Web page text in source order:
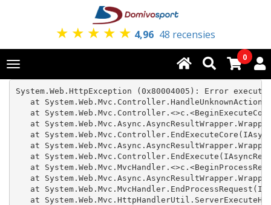
★ ★ ★ ★ ★ 4,96 48 recensies
Toggle
navigation
0
System.Web.HttpException (0x80004005): Error
at
at
at
at
at
at
at
at
at
at